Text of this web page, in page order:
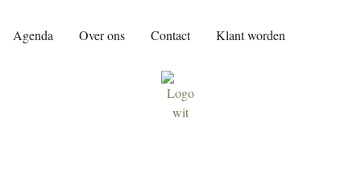
Agenda Over ons Contact Klant worden